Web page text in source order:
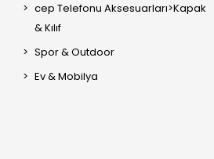
cep Telefonu Aksesuarları>Kapak
& Kılıf
Spor & Outdoor
Ev & Mobilya